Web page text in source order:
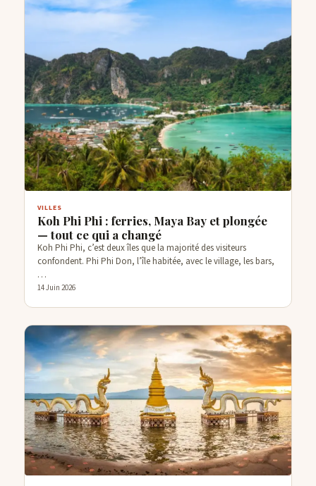
VILLES
Koh Phi Phi : ferries, Maya Bay et plongée
— tout ce qui a changé
Koh Phi Phi, c’est deux îles que la majorité des visiteurs
confondent. Phi Phi Don, l’île habitée, avec le village, les bars,
…
14 Juin 2026